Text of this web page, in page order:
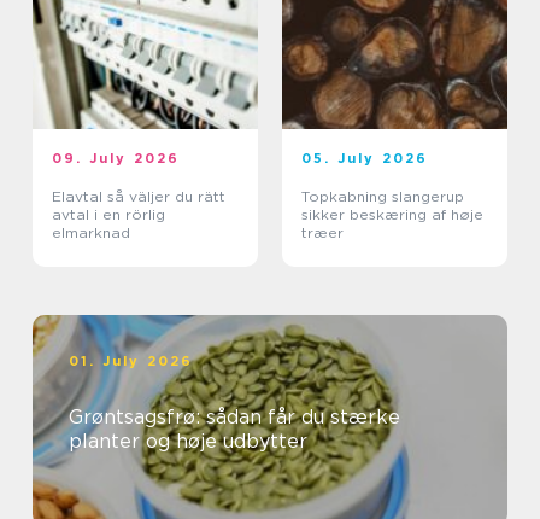
09. July 2026
Elavtal så väljer du rätt
avtal i en rörlig
elmarknad
05. July 2026
Topkabning slangerup
sikker beskæring af høje
træer
01. July 2026
Grøntsagsfrø: sådan får du stærke
planter og høje udbytter